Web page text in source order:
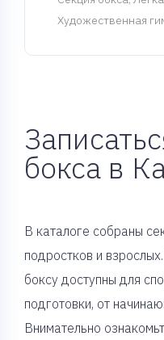
Художественная
бокса в
В каталоге собраны
подростков и
боксу доступны для
подготовки, от
Внимательно